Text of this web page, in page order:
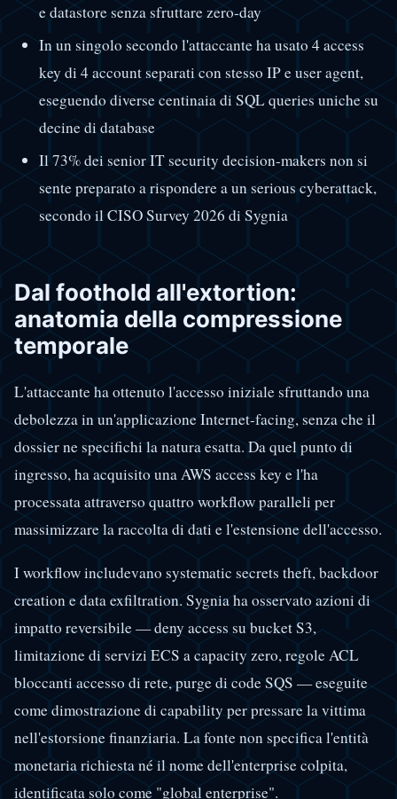
e datastore senza sfruttare zero-day
In un singolo secondo l'attaccante ha usato 4 access
key di 4 account separati con stesso IP e user agent,
eseguendo diverse centinaia di SQL queries uniche su
decine di database
Il 73% dei senior IT security decision-makers non si
sente preparato a rispondere a un serious cyberattack,
secondo il CISO Survey 2026 di Sygnia
Dal foothold all'extortion:
anatomia della compressione
temporale
L'attaccante ha ottenuto l'accesso iniziale sfruttando una
debolezza in un'applicazione Internet-facing, senza che il
dossier ne specifichi la natura esatta. Da quel punto di
ingresso, ha acquisito una AWS access key e l'ha
processata attraverso quattro workflow paralleli per
massimizzare la raccolta di dati e l'estensione dell'accesso.
I workflow includevano systematic secrets theft, backdoor
creation e data exfiltration. Sygnia ha osservato azioni di
impatto reversibile — deny access su bucket S3,
limitazione di servizi ECS a capacity zero, regole ACL
bloccanti accesso di rete, purge di code SQS — eseguite
come dimostrazione di capability per pressare la vittima
nell'estorsione finanziaria. La fonte non specifica l'entità
monetaria richiesta né il nome dell'enterprise colpita,
identificata solo come "global enterprise".